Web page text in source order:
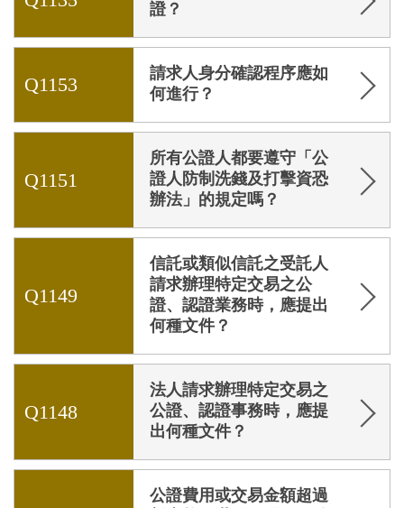
證？
Q1153
請求人身分確認程序應如
何進行？
Q1151
所有公證人都要遵守「公
證人防制洗錢及打擊資恐
辦法」的規定嗎？
Q1149
信託或類似信託之受託人
請求辦理特定交易之公
證、認證業務時，應提出
何種文件？
Q1148
法人請求辦理特定交易之
公證、認證事務時，應提
出何種文件？
公證費用或交易金額超過